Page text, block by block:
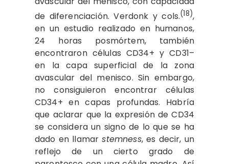
de diferenciación. Verdonk y cols.(18),
en un estudio realizado en humanos,
24 horas posmórtem, también
encontraron células CD34+ y CD31–
en la capa superficial de la zona
avascular del menisco. Sin embargo,
no consiguieron encontrar células
CD34+ en capas profundas. Habría
que aclarar que la expresión de CD34
se considera un signo de lo que se ha
dado en llamarstemness, es decir, un
reflejo de un cierto grado de